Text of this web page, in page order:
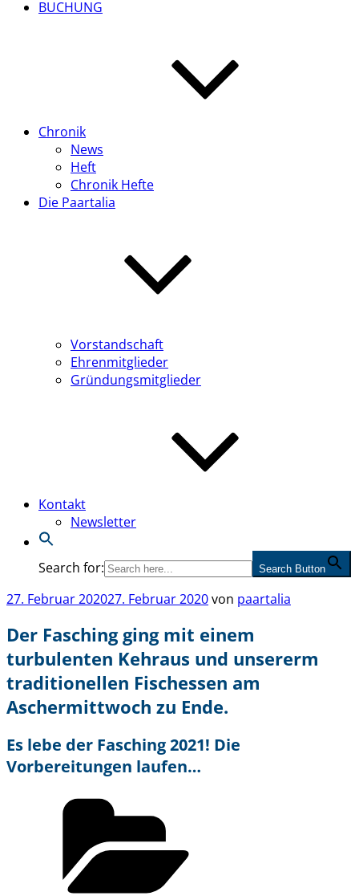
BUCHUNG
Chronik
News
Heft
Chronik Hefte
Die Paartalia
Vorstandschaft
Ehrenmitglieder
Gründungsmitglieder
Kontakt
Newsletter
Search for: Search Button
Veröffentlicht
27. Februar 202027. Februar 2020von paartalia
Der Fasching ging mit einem
turbulenten Kehraus und unsererm
traditionellen Fischessen am
Aschermittwoch zu Ende.
Es lebe der Fasching 2021! Die
Vorbereitungen laufen…